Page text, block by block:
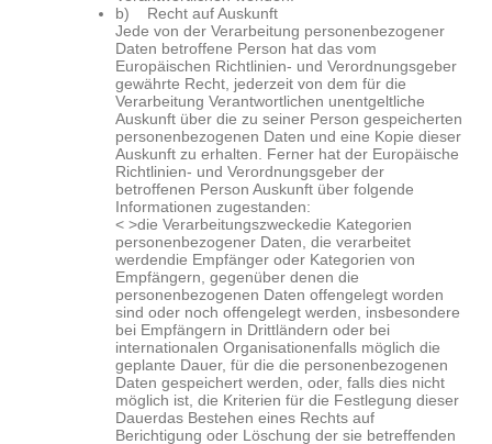
b) Recht auf Auskunft
Jede von der Verarbeitung personenbezogener
Daten betroffene Person hat das vom
Europäischen Richtlinien- und Verordnungsgeber
gewährte Recht, jederzeit von dem für die
Verarbeitung Verantwortlichen unentgeltliche
Auskunft über die zu seiner Person gespeicherten
personenbezogenen Daten und eine Kopie dieser
Auskunft zu erhalten. Ferner hat der Europäische
Richtlinien- und Verordnungsgeber der
betroffenen Person Auskunft über folgende
Informationen zugestanden:
< >die Verarbeitungszweckedie Kategorien
personenbezogener Daten, die verarbeitet
werdendie Empfänger oder Kategorien von
Empfängern, gegenüber denen die
personenbezogenen Daten offengelegt worden
sind oder noch offengelegt werden, insbesondere
bei Empfängern in Drittländern oder bei
internationalen Organisationenfalls möglich die
geplante Dauer, für die die personenbezogenen
Daten gespeichert werden, oder, falls dies nicht
möglich ist, die Kriterien für die Festlegung dieser
Dauerdas Bestehen eines Rechts auf
Berichtigung oder Löschung der sie betreffenden